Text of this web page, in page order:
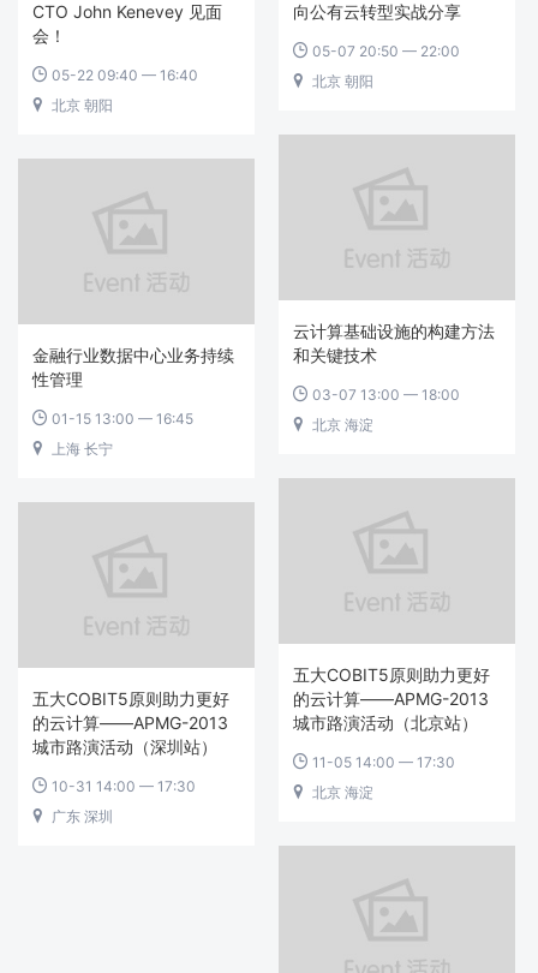
CTO John Kenevey 见面
会！
 05-22 09:40 — 16:40
 北京 朝阳
向公有云转型实战分享
 05-07 20:50 — 22:00
 北京 朝阳
云计算基础设施的构建方法
和关键技术
 03-07 13:00 — 18:00
 北京 海淀
金融行业数据中心业务持续
性管理
 01-15 13:00 — 16:45
 上海 长宁
五大COBIT5原则助力更好
的云计算——APMG-2013
城市路演活动（北京站）
 11-05 14:00 — 17:30
 北京 海淀
五大COBIT5原则助力更好
的云计算——APMG-2013
城市路演活动（深圳站）
 10-31 14:00 — 17:30
 广东 深圳